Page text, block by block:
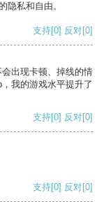
隐私和自由。
支持[0] 反对[0]
出现卡顿、掉线的情
我的游戏水平提升了
支持[0] 反对[0]
支持[0] 反对[0]